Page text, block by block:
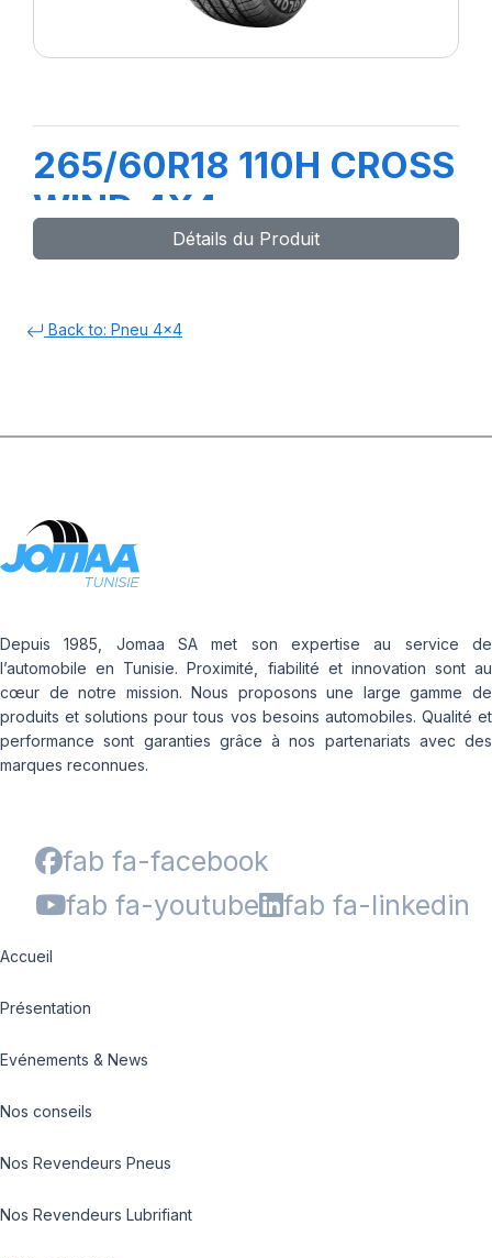
265/60R18 110H CROSS
WIND 4X4
Détails du Produit
Back to: Pneu 4x4
Depuis 1985, Jomaa SA met son expertise au service de
l’automobile en Tunisie. Proximité, fiabilité et innovation sont au
cœur de notre mission. Nous proposons une large gamme de
produits et solutions pour tous vos besoins automobiles. Qualité et
performance sont garanties grâce à nos partenariats avec des
marques reconnues.
fab fa-facebook
fab fa-youtube
fab fa-linkedin
Accueil
Présentation
Evénements & News
Nos conseils
Nos Revendeurs Pneus
Nos Revendeurs Lubrifiant